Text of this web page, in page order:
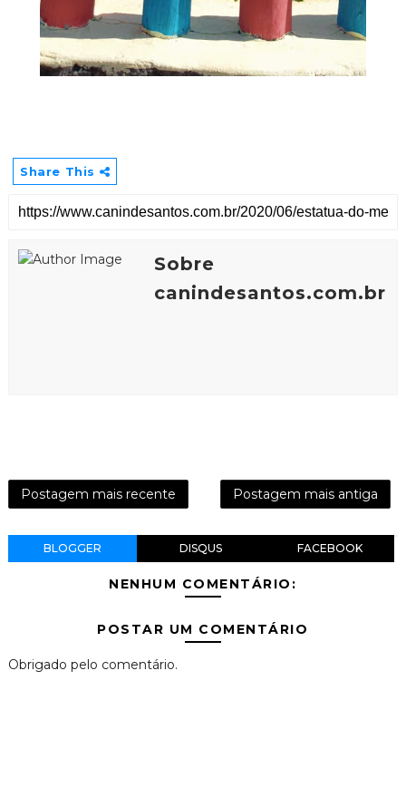
Share This
Sobre
canindesantos.com.br
Postagem mais recente Postagem mais antiga
BLOGGER DISQUS FACEBOOK
NENHUM COMENTÁRIO:
POSTAR UM COMENTÁRIO
Obrigado pelo comentário.